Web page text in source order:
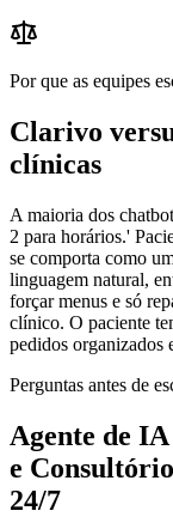
Por que as equipes
Clarivo
clínicas
A maioria dos
2 para horários.'
se comporta como
linguagem natural,
forçar menus e só
clínico. O paciente
pedidos organizados
Perguntas antes de
Agente de
e
24/7